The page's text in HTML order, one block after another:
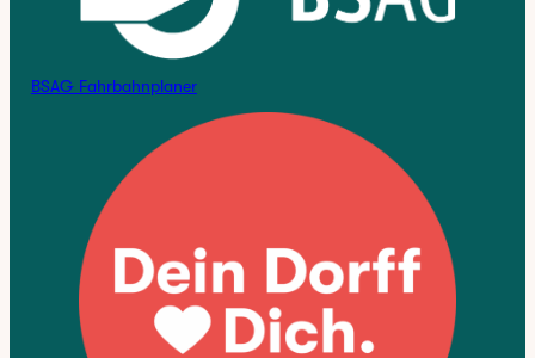
BSAG Fahrbahnplaner